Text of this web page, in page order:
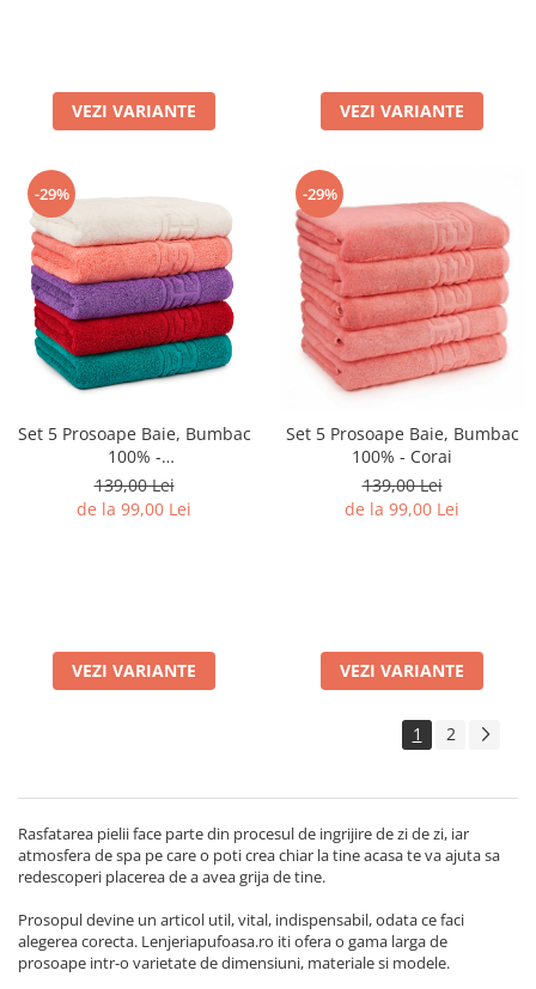
VEZI VARIANTE VEZI VARIANTE
-29%
Set 5 Prosoape Baie, Bumbac
100% -
Alb/Corai/Mov/Rosu/Verde
139,00 Lei
de la 99,00 Lei
VEZI VARIANTE
-29%
Set 5 Prosoape Baie, Bumbac
100% - Corai
139,00 Lei
de la 99,00 Lei
VEZI VARIANTE
1 2
Rasfatarea pielii face parte din procesul de ingrijire de zi de zi, iar
atmosfera de spa pe care o poti crea chiar la tine acasa te va ajuta sa
redescoperi placerea de a avea grija de tine.
Prosopul devine un articol util, vital, indispensabil, odata ce faci
alegerea corecta. Lenjeriapufoasa.ro iti ofera o gama larga de
prosoape intr-o varietate de dimensiuni, materiale si modele.